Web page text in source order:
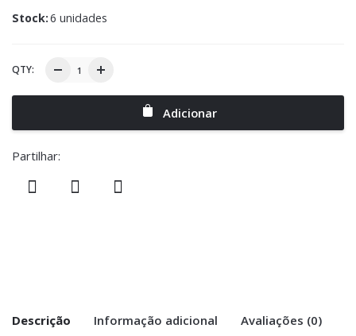
Stock:6 unidades
QTY:
Adicionar
Partilhar:
Descrição Informação adicional Avaliações (0)